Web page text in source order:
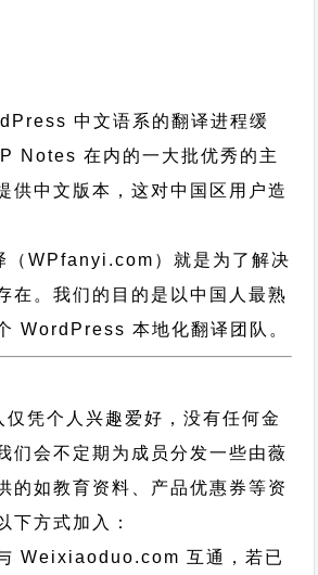
中文语系的翻译进程缓
Notes 在内的一大批优秀的主
供中文版本，这对中国区用户造
WPfanyi.com） 就是为了解决
在。我们的目的是以中国人最熟
WordPress 本地化翻译团队。
凭个人兴趣爱好，没有任何金
们会不定期为成员分发一些由薇
的如教育资料、产品优惠券等资
下方式加入：
Weixiaoduo.com 互通，若已